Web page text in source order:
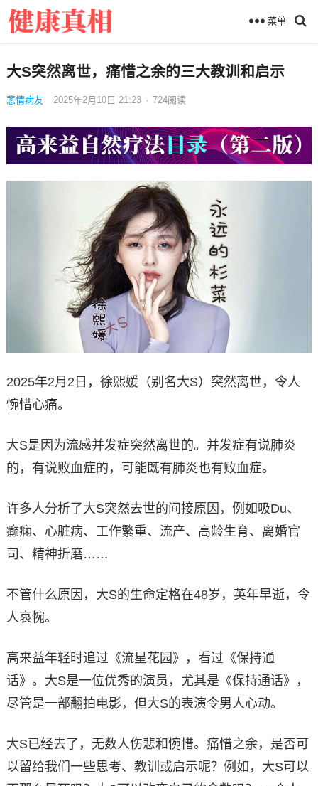
菜单
大S突然离世，痛惜之余的三大教训和启示
悲情病友 2025年2月10日 21:23 · 724阅读
2025年2月2日，徐熙媛（别名大S）突然离世，令人
惋惜心痛。
大S是因为流感并发症突然离世的。并发症有说肺炎
的，有说败血症的，可能既有肺炎也有败血症。
许多人分析了大S突然去世的间接原因，例如吸Du、
癫痫、心脏病、工作繁重、流产、高龄生育、离婚官
司、精神折磨……
不管什么原因，大S的生命定格在48岁，英年早逝，令
人哀惋。
高来益年轻时追过《流星花园》，看过《保持通
话》。大S是一位优秀的演员，尤其是《保持通话》，
尽管是一部翻拍电影，但大S的表演令男人心动。
大S已经去了，无数人伤悲和惋惜。痛惜之余，是否可
以留给我们一些思考、教训或启示呢？例如，大S可以